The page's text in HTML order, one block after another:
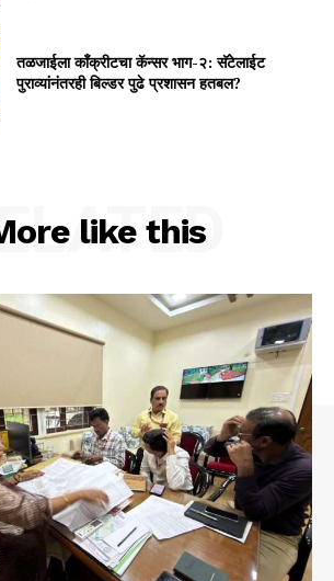
तळजाईला कॉंक्रीटचा कॅन्सर भाग-२: सॅटेलाईट
पुराव्यांनंतरही बिल्डर पुढे प्रशासन हतबल?
like this